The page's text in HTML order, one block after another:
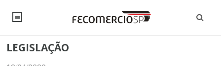
NOTÍCIAS
LEGISLAÇÃO